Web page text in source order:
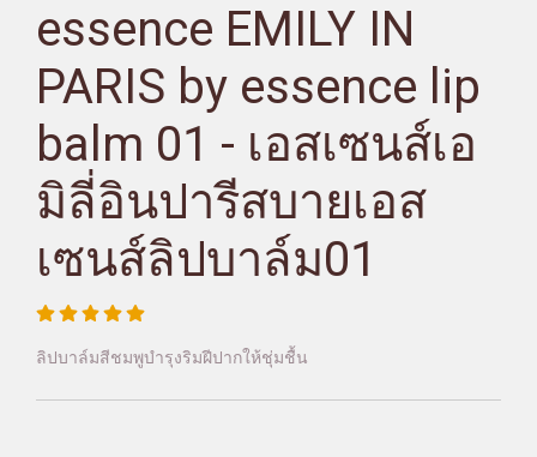
essence EMILY IN
PARIS by essence lip
balm 01 - เอสเซนส์เอ
มิลี่อินปารีสบายเอส
เซนส์ลิปบาล์ม01
ลิปบาล์มสีชมพูบำรุงริมฝีปากให้ชุ่มชื้น